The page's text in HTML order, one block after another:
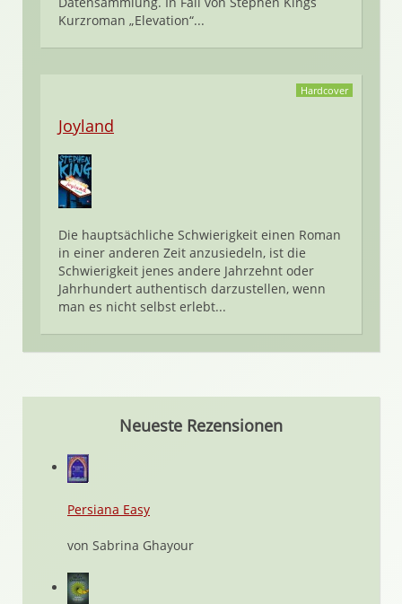
Kurzroman „Elevation“...
Hardcover
Joyland
Die hauptsächliche Schwierigkeit einen Roman
in einer anderen Zeit anzusiedeln, ist die
Schwierigkeit jenes andere Jahrzehnt oder
Jahrhundert authentisch darzustellen, wenn
man es nicht selbst erlebt...
Neueste Rezensionen
Persiana Easy
von Sabrina Ghayour